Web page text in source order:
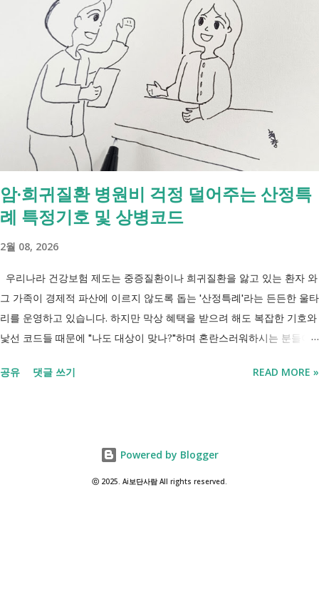
고용노동부 보건복지부·지자체 보건복지부·지자체 대상 취업을 원하는
저소득층, 청년, 중장년 수급자 및 차상위계층 근로능력이 있는 생계급여
수급자 목적 취업 지원 자립 준비 수급 유지 조건 관리 지원 상담, 훈련,
수당 자활사업 참여, 자활급여 자활사업 또는 취업지원 참여 참여 여부
신청 상황에 따라 참여 사실상 의무 즉, 국민취업제도 는 취업을 준비하
는 사람을 돕는 제도입니다. 자활근로 는 일한 기회를 제공하면서 자립을
지원하는 제도입니다. 조건부수급자 는 하나의 제도라기보다 생계급여를
받는 과정에서 일정한 참여 의무가 있는 상태를 말합니다. [조건부과 생
계급여 바로가기] - [2026 최신] 근로능력 있어도 생계급여 받는 법? 조
건부과유예·제시유예 취업을 준비하는 청년이라면? 국민취업지원제도 A
씨는 29세입니다. 현재 직장이 없고 취업을 준비하고 있습니다. 생활이
들이 가장 먼저 알아보는 것이 국민취업지원제도 입니다. 고용센터를 통
해 취업 상담을 받고, 직업훈련에 참여하고, 요건에 따라 구직촉진수당을
받을 수도 있기 때문입니다. 중요한 점은 실제 목표가 취업이라는 ...
암·희귀질환 병원비 걱정 덜어주는 산정특
례 특정기호 및 상병코드
2월 08, 2026
우리나라 건강보험 제도는 중증질환이나 희귀질환을 앓고 있는 환자 와
그 가족이 경제적 파산에 이르지 않도록 돕는 '산정특례'라는 든든한 울타
리를 운영하고 있습니다. 하지만 막상 혜택을 받으려 해도 복잡한 기호와
낯선 코드들 때문에 "나도 대상이 맞나?"하며 혼란스러워하시는 분들이
닙니다. 여러분의 병원비를 90%에서 최대 95%까지 국가가 대신 부담해
건복지부 고시 개정에 따라 추가되거나 변경될 수 있습니다. 이번 글은
2026년 기준 최신 산정특례 특정기호(V코드)를 반영해 정리 했습니다. 다
공유 댓글 쓰기 READ MORE »
Powered by Blogger
ⓒ 2025. Ai보단사람 All rights reserved.